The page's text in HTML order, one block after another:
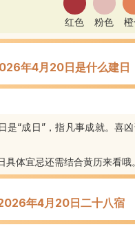
红色 粉色
年4月20日是什么建日
是“成日”，指凡事成就。喜
具体宜忌还需结合黄历来看哦。
年4月20日二十八宿